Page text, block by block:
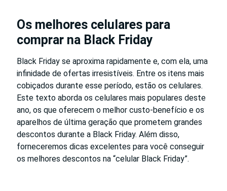
Os melhores celulares para
comprar na Black Friday
Black Friday se aproxima rapidamente e, com ela, uma
infinidade de ofertas irresistíveis. Entre os itens mais
cobiçados durante esse período, estão os celulares.
Este texto aborda os celulares mais populares deste
ano, os que oferecem o melhor custo-benefício e os
aparelhos de última geração que prometem grandes
descontos durante a Black Friday. Além disso,
forneceremos dicas excelentes para você conseguir
os melhores descontos na “celular Black Friday”.